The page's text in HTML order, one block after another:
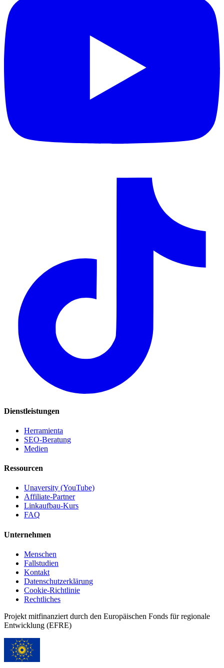
Dienstleistungen
Herramienta
SEO-Beratung
Medien
Ressourcen
Unaversity (YouTube)
Affiliate-Partner
Linkaufbau-Kurs
FAQ
Unternehmen
Menschen
Fallstudien
Kontakt
Datenschutzerklärung
Cookie-Richtlinie
Rechtliches
Projekt mitfinanziert durch den Europäischen Fonds für regionale
Entwicklung (EFRE)